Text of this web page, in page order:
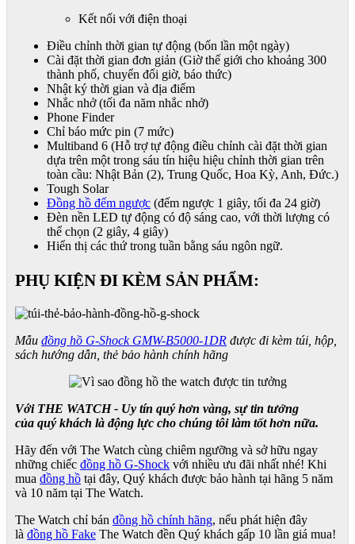
Kết nối với điện thoại
Điều chỉnh thời gian tự động (bốn lần một ngày)
Cài đặt thời gian đơn giản (Giờ thế giới cho khoảng 300
thành phố, chuyển đổi giờ, báo thức)
Nhật ký thời gian và địa điểm
Nhắc nhở (tối đa năm nhắc nhở)
Phone Finder
Chỉ báo mức pin (7 mức)
Multiband 6 (Hỗ trợ tự động điều chỉnh cài đặt thời gian
dựa trên một trong sáu tín hiệu hiệu chỉnh thời gian trên
toàn cầu: Nhật Bản (2), Trung Quốc, Hoa Kỳ, Anh, Đức.)
Tough Solar
Đồng hồ đếm ngược (đếm ngược 1 giây, tối đa 24 giờ)
Đèn nền LED tự động có độ sáng cao, với thời lượng có
thể chọn (2 giây, 4 giây)
Hiển thị các thứ trong tuần bằng sáu ngôn ngữ.
PHỤ KIỆN ĐI KÈM SẢN PHẨM:
Mẫu đồng hồ G-Shock GMW-B5000-1DR được đi kèm túi, hộp,
sách hướng dẫn, thẻ bảo hành chính hãng
Với THE WATCH - Uy tín quý hơn vàng, sự tin tưởng
của quý khách là động lực cho chúng tôi làm tốt hơn nữa.
Hãy đến với The Watch cùng chiêm ngưỡng và sở hữu ngay
những chiếc đồng hồ G-Shock với nhiều ưu đãi nhất nhé! Khi
mua đồng hồ tại đây, Quý khách được bảo hành tại hãng 5 năm
và 10 năm tại The Watch.
The Watch chỉ bán đồng hồ chính hãng, nếu phát hiện đây
là đồng hồ Fake The Watch đền Quý khách gấp 10 lần giá mua!